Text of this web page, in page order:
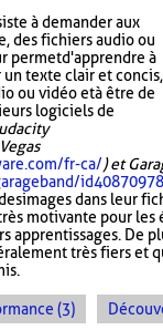
à demander aux
des fichiers audio ou
permet d'apprendre à
texte clair et
ou vidéo et à être de
logiciels de
fr-ca/) et
images dans leur
motivante pour les
apprentissages. De
très fiers et
(3)